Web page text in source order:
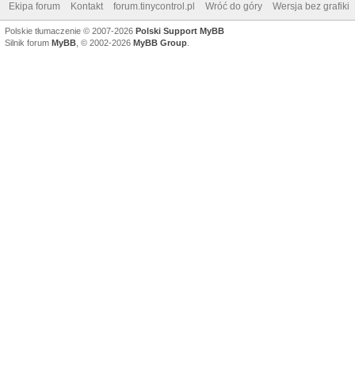
Ekipa forum Kontakt forum.tinycontrol.pl Wróć do góry Wersja bez grafiki
Polskie tłumaczenie © 2007-2026 Polski Support MyBB
Silnik forum MyBB , © 2002-2026 MyBB Group